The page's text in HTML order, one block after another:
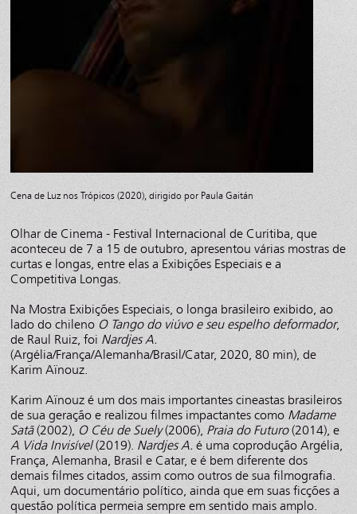
Cena de Luz nos Trópicos (2020), dirigido por Paula Gaitán
Olhar de Cinema - Festival Internacional de Curitiba, que
aconteceu de 7 a 15 de outubro, apresentou várias mostras de
curtas e longas, entre elas a Exibições Especiais e a
Competitiva Longas.
Na Mostra Exibições Especiais, o longa brasileiro exibido, ao
lado do chileno O Tango do viúvo e seu espelho deformador,
de Raul Ruiz, foi Nardjes A.
(Argélia/França/Alemanha/Brasil/Catar, 2020, 80 min), de
Karim Aïnouz.
Karim Aïnouz é um dos mais importantes cineastas brasileiros
de sua geração e realizou filmes impactantes como Madame
Satã(2002), O Céu de Suely(2006), Praia do Futuro(2014), e
A Vida Invisível(2019). Nardjes A. é uma coprodução Argélia,
França, Alemanha, Brasil e Catar, e é bem diferente dos
demais filmes citados, assim como outros de sua filmografia.
Aqui, um documentário político, ainda que em suas ficções a
questão política permeia sempre em sentido mais amplo.